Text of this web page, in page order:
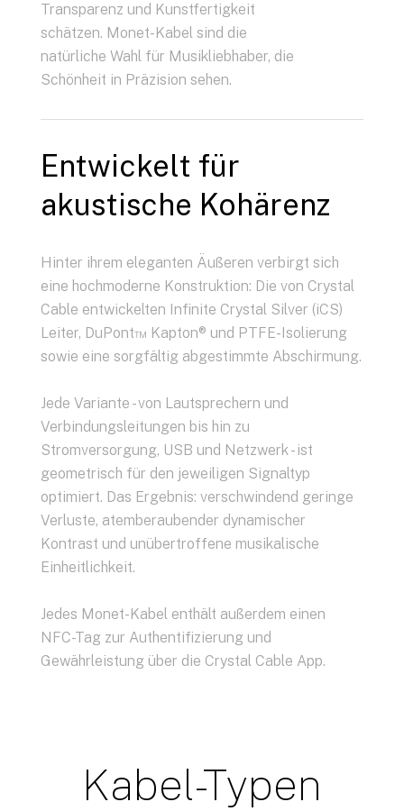
Transparenz und Kunstfertigkeit
schätzen. Monet-Kabel sind die
natürliche Wahl für Musikliebhaber, die
Schönheit in Präzision sehen.
Entwickelt für
akustische Kohärenz
Hinter ihrem eleganten Äußeren verbirgt sich
eine hochmoderne Konstruktion: Die von Crystal
Cable entwickelten Infinite Crystal Silver (iCS)
Leiter, DuPont™ Kapton® und PTFE-Isolierung
sowie eine sorgfältig abgestimmte Abschirmung.
Jede Variante - von Lautsprechern und
Verbindungsleitungen bis hin zu
Stromversorgung, USB und Netzwerk - ist
geometrisch für den jeweiligen Signaltyp
optimiert. Das Ergebnis: verschwindend geringe
Verluste, atemberaubender dynamischer
Kontrast und unübertroffene musikalische
Einheitlichkeit.
Jedes Monet-Kabel enthält außerdem einen
NFC-Tag zur Authentifizierung und
Gewährleistung über die Crystal Cable App.
Kabel-Typen